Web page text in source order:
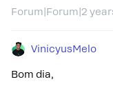
Forum|Forum|2
VinicyusMelo
Bom dia,